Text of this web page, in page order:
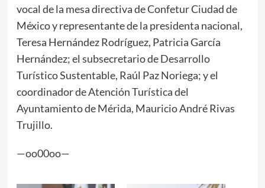
vocal de la mesa directiva de Confetur Ciudad de
México y representante de la presidenta nacional,
Teresa Hernández Rodríguez, Patricia García
Hernández; el subsecretario de Desarrollo
Turístico Sustentable, Raúl Paz Noriega; y el
coordinador de Atención Turística del
Ayuntamiento de Mérida, Mauricio André Rivas
Trujillo.
—oo00oo—